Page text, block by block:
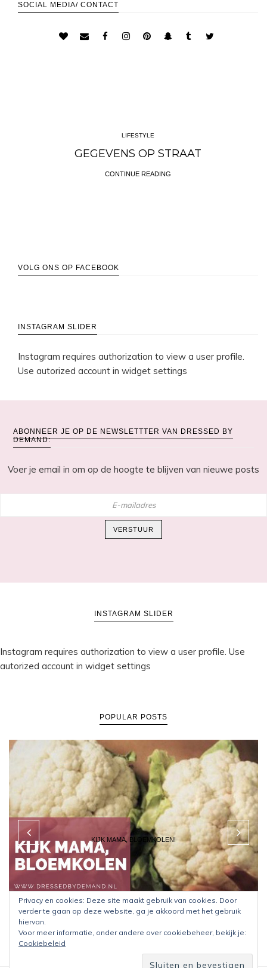
SOCIAL MEDIA/ CONTACT
LIFESTYLE
GEGEVENS OP STRAAT
CONTINUE READING
VOLG ONS OP FACEBOOK
INSTAGRAM SLIDER
Instagram requires authorization to view a user profile.
Use autorized account in widget settings
ABONNEER JE OP DE NEWSLETTTER VAN DRESSED BY
DEMAND:
Voer je email in om op de hoogte te blijven van nieuwe posts
mailadres
VERSTUUR
INSTAGRAM SLIDER
Instagram requires authorization to view a user profile. Use
autorized account in widget settings
POPULAR POSTS
KIJK MAMA, BLOEMKOLEN!
Privacy en cookies: Deze site maakt gebruik van cookies. Door
verder te gaan op deze website, ga je akkoord met het gebruik
hiervan.
Voor meer informatie, onder andere over cookiebeheer, bekijk je:
Cookiebeleid